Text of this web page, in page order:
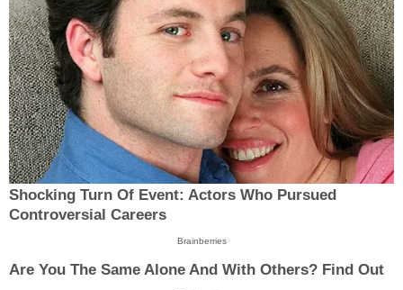
Shocking Turn Of Event: Actors Who Pursued
Controversial Careers
Brainberries
Are You The Same Alone And With Others? Find Out